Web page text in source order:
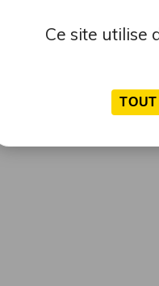
Ce site utilise
ÉLECTRICITÉ A
D’ARMOR
Depuis début
CFA Côtes d'Armor
CONTENU DE LA